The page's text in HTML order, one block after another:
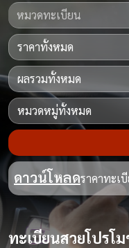
ดาวน์โหลดราคาทะเ
ทะเบียนสวยโปรโ